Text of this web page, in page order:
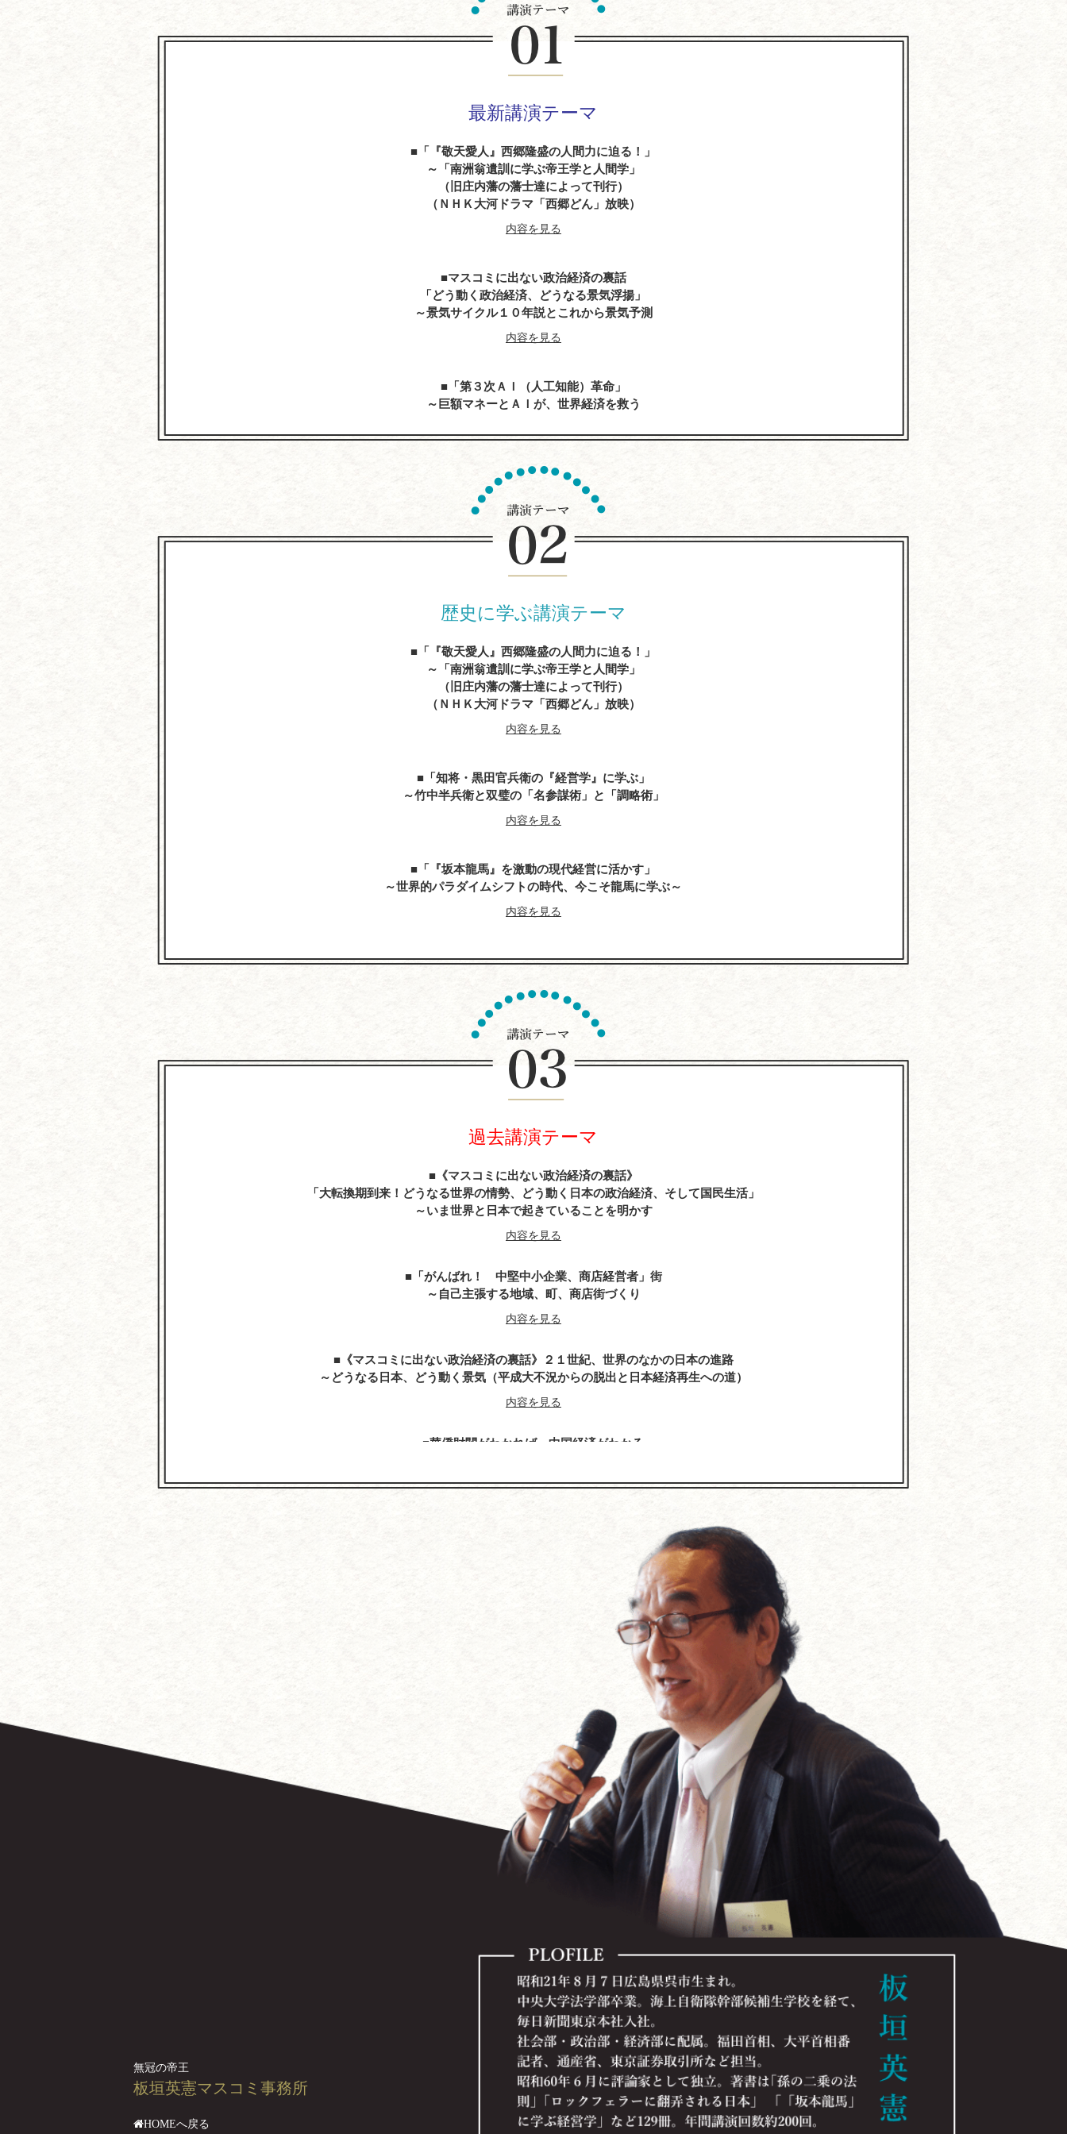
最新講演テーマ
「『敬天愛人』西郷隆盛の人間力に迫る！」
～「南洲翁遺訓に学ぶ帝王学と人間学」
（旧庄内藩の藩士達によって刊行）
（ＮＨＫ大河ドラマ「西郷どん」放映）
内容を見る
マスコミに出ない政治経済の裏話
「どう動く政治経済、どうなる景気浮揚」
～景気サイクル１０年説とこれから景気予測
内容を見る
「第３次ＡＩ（人工知能）革命」
～巨額マネーとＡＩが、世界経済を救う
人生の達人に学ぶ
～心に残る先人たちの名言、遺訓、格言を経営に生かす
歴史に学ぶ講演テーマ
「『敬天愛人』西郷隆盛の人間力に迫る！」
～「南洲翁遺訓に学ぶ帝王学と人間学」
（旧庄内藩の藩士達によって刊行）
（ＮＨＫ大河ドラマ「西郷どん」放映）
内容を見る
「知将・黒田官兵衛の『経営学』に学ぶ」
～竹中半兵衛と双璧の「名参謀術」と「調略術」
内容を見る
「『坂本龍馬』を激動の現代経営に活かす」
～世界的パラダイムシフトの時代、今こそ龍馬に学ぶ～
内容を見る
『平清盛』に学ぶ経営学
今こそ、躍動感とエネルギーにあふれる勇者が求めらている
武田信玄の軍師・山本勘助が教える「風林火山」の兵法に学ぶ経営学
天璋院・篤姫―女の戦（いくさ）
内容を見る
戦国武将「直江兼続」という生き方
内容を見る
がんばれ経営者～山内一豊の妻に学ぶ男の力・女の智慧
内容を見る
不信の時代なればこそ『誠』の経営学
～新選組の精神と行動の美学をビジネスに生かす
内容を見る
内容を見る
徳川３代に学ぶ経営成功法～国づくり・企業づくり・家庭づくり・人づくり
上杉鷹山の藩政改革に学ぶ ～企業再生の極意はこれだ！
過去講演テーマ
《マスコミに出ない政治経済の裏話》
「大転換期到来！どうなる世界の情勢、どう動く日本の政治経済、そして国民生活」
～いま世界と日本で起きていることを明かす
内容を見る
「がんばれ！ 中堅中小企業、商店経営者」街
～自己主張する地域、町、商店街づくり
内容を見る
《マスコミに出ない政治経済の裏話》２１世紀、世界のなかの日本の進路
～どうなる日本、どう動く景気（平成大不況からの脱出と日本経済再生への道）
内容を見る
華僑財閥がわかれば、中国経済がわかる
内容を見る
【アメリカの経営学者･ピータードラッカーに学ぶ】
『これからの企業の経営』～「人を幸福にする」のが目的、経営は手段である
「戦艦大和の最期」（吉田満著）を読む
～なぜ戦艦大和は、日本人の心を引きつけるのか
『２０１１年は、こう動く！激変する世界と日本の進路』
～米国大乱、中国争乱、北朝鮮混乱、円高＝ドル安波乱
内容を見る
米国ブッシュ政権の世界戦略と日本の進路
～日本経済の再生から有事立法、個人情報保護法まで
全社員が知っておくべき情報管理術
～企業の情報資産を守り「情報管理の達人」になろう
内容を見る
今こそチャンス！ 立ち上がれ企業経営者！
内容を見る
無冠の帝王
板垣英憲マスコミ事務所
HOMEへ戻る